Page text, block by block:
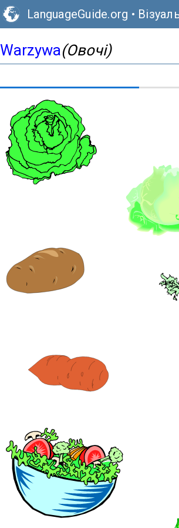
LanguageGuide.org •
Warzywa(Овочі)